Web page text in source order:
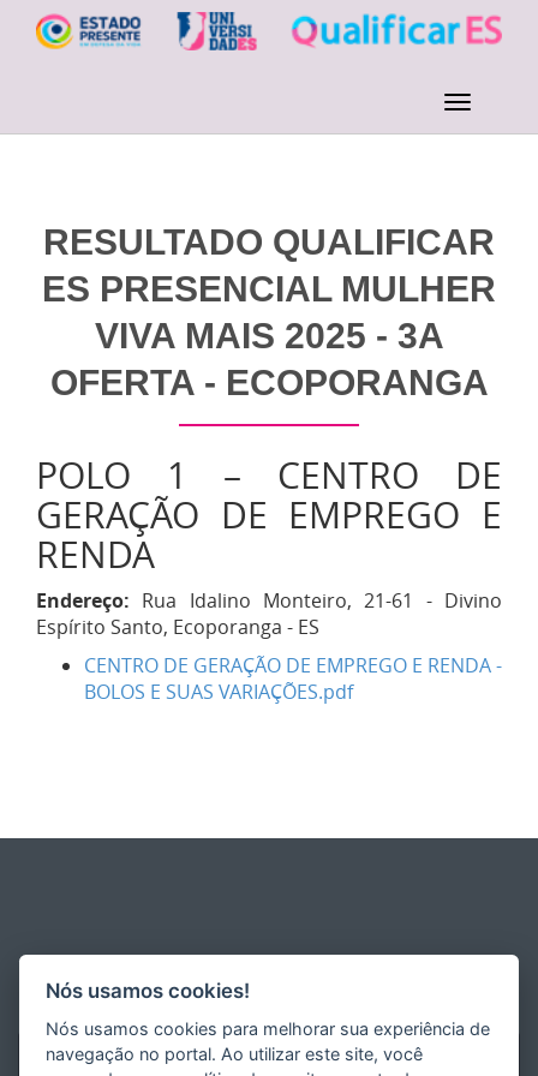
RESULTADO QUALIFICAR
ES PRESENCIAL MULHER
VIVA MAIS 2025 - 3A
OFERTA - ECOPORANGA
POLO 1 – CENTRO DE
GERAÇÃO DE EMPREGO E
RENDA
Endereço: Rua Idalino Monteiro, 21-61 - Divino
Espírito Santo, Ecoporanga - ES
CENTRO DE GERAÇÃO DE EMPREGO E RENDA -
BOLOS E SUAS VARIAÇÕES.pdf
Nós usamos cookies!
Nós usamos cookies para melhorar sua experiência de
navegação no portal. Ao utilizar este site, você